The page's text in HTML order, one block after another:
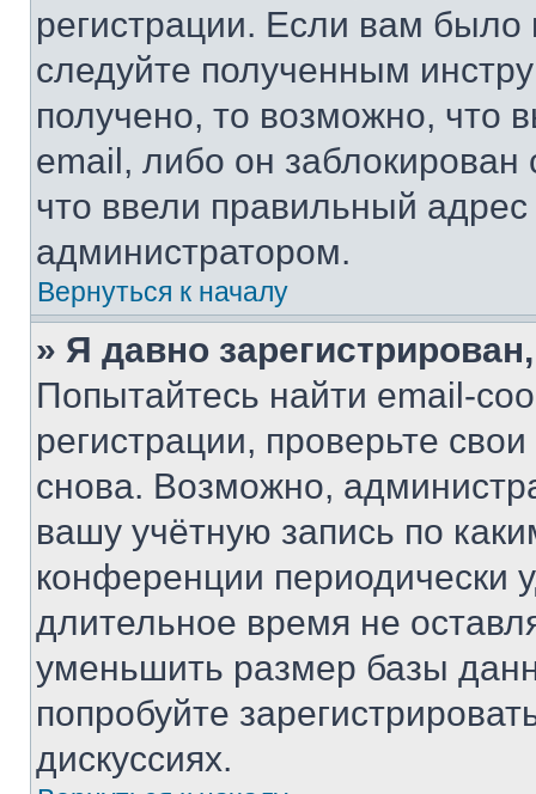
регистрации. Если вам
следуйте полученным
получено, то возможно, что
email, либо он
что ввели правильный адрес
администратором.
Вернуться к началу
» Я давно
Попытайтесь найти email-
регистрации, проверьте
снова. Возможно,
вашу учётную запись по
конференции периодически
длительное время не
уменьшить размер базы
попробуйте
дискуссиях.